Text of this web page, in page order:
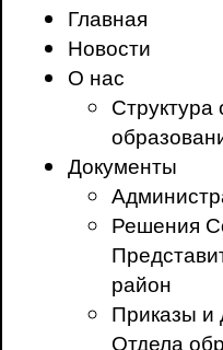
Главная
Новости
О нас
Структура
Документы
Решения
район
Приказы и
Отдела